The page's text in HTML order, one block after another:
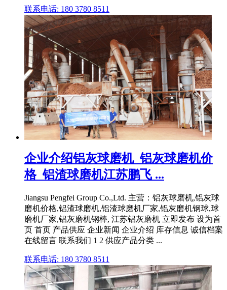
联系电话: 180 3780 8511
企业介绍铝灰球磨机_铝灰球磨机价
格_铝渣球磨机江苏鹏飞 ...
Jiangsu Pengfei Group Co.,Ltd. 主营：铝灰球磨机,铝灰球
磨机价格,铝渣球磨机,铝渣球磨机厂家,铝灰磨机钢球,球
磨机厂家,铝灰磨机钢棒, 江苏铝灰磨机 立即发布 设为首
页 首页 产品供应 企业新闻 企业介绍 库存信息 诚信档案
在线留言 联系我们 1 2 供应产品分类 ...
联系电话: 180 3780 8511